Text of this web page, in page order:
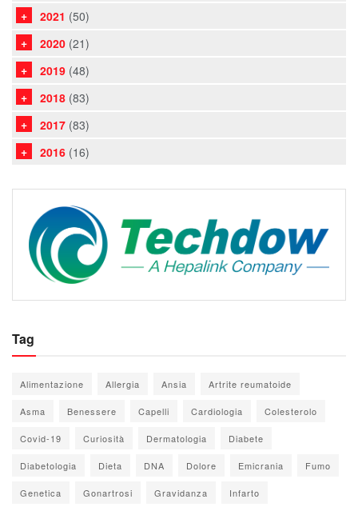
2021 (50)
2020 (21)
2019 (48)
2018 (83)
2017 (83)
2016 (16)
Tag
Alimentazione Allergia Ansia Artrite reumatoide
Asma Benessere Capelli Cardiologia Colesterolo
Covid-19 Curiosità Dermatologia Diabete
Diabetologia Dieta DNA Dolore Emicrania Fumo
Genetica Gonartrosi Gravidanza Infarto